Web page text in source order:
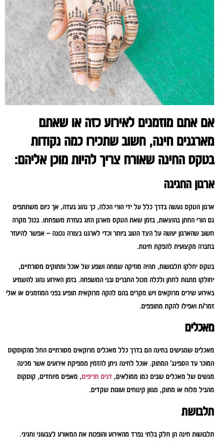
אם אתם מוזמנים לאירוע כזה או שאתם
מארגנים חינה, חשוב שתכירו כמה נקודות
בטקס החינה שאורח צריך להיות מוכן אליהם:
ארגון החגיגה
ארגון הטקס נעשה בדרך כלל על ידי הורי הכלה, כך נהוג בעדה, אך כיום משתתפים
גם הורי החתן בהוצאות, בזמן שאת הטקס מארגן הזוג בעזרת משפחתו. בכול מקרה
חשוב שהארגון יעשה על הצד הטוב ביותר וכדי לארגנו בצורה נכונה – אפשר להיעזר
בחברה מקצועית להפקת חינות.
בטקס יחלקו תלבושות, תהיה מוזיקה שמחה ושפע של אוכל ומתוקים מסורתיים,
יחולקו מתנות לחתן ולכלה מכול החברים ובני המשפחה. בזמן האירוע נהוג להשמיע
באירוע שירים מרוקאים ויש מקרים בהם להקה מרוקאית תופיע בפני המוזמנים או אולי
זמר/ת ואפילו להקת מתופפים.
מאכלים
מאכלים שמגישים בחינה הם בדרך כלל מאכלים מרוקאים מסורתיים החל מהקוסקוס
המוכר עד הספינג' המתוק. אוכל לחינה ניתן להזמין ממפיקת אירועים אשר מכינה
מגשים של מאכלים טובים כמו ממולאים, דגים חריפים, מאפים מיוחדים, קוסקוס
מהביל מלוח או מתוק, מגוון קינוחים ועוגות שקדים.
תלבושת
תלבושות חינה הן חלק בלתי נפרד מהאירוע והופכות את המאורע לצבעוני וחגיגי.